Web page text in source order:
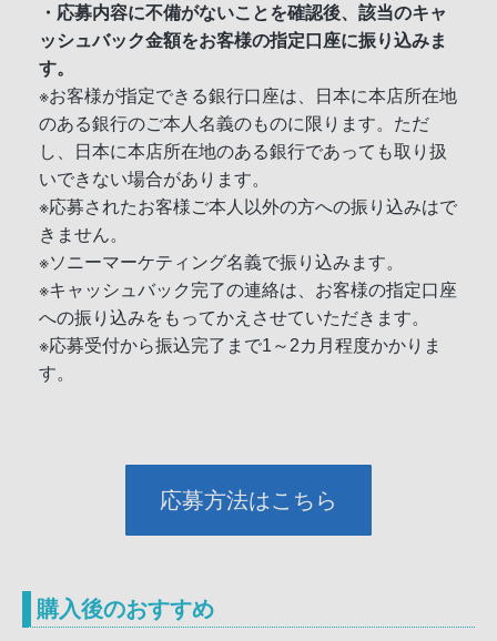
・応募内容に不備がないことを確認後、該当のキャ
ッシュバック金額をお客様の指定口座に振り込みま
す。
※お客様が指定できる銀行口座は、日本に本店所在地
のある銀行のご本人名義のものに限ります。ただ
し、日本に本店所在地のある銀行であっても取り扱
いできない場合があります。
※応募されたお客様ご本人以外の方への振り込みはで
きません。
※ソニーマーケティング名義で振り込みます。
※キャッシュバック完了の連絡は、お客様の指定口座
への振り込みをもってかえさせていただきます。
※応募受付から振込完了まで1～2カ月程度かかりま
す。
応募方法はこちら
購入後のおすすめ